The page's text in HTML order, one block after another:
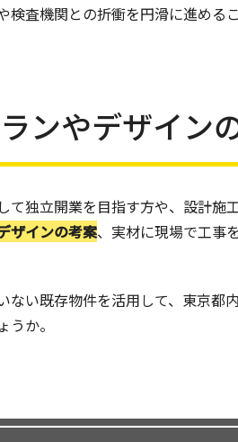
検査機関との折衝を円滑に進める
ンやデザイン
て独立開業を目指す方や、設計施
ザインの考案、実材に現場で工事
ない既存物件を活用して、東京都
か。